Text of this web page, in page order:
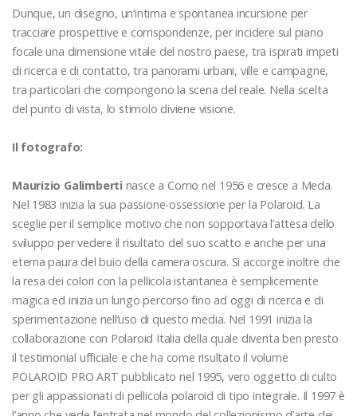
Dunque, un disegno, un’intima e spontanea incursione per
tracciare prospettive e corrispondenze, per incidere sul piano
focale una dimensione vitale del nostro paese, tra ispirati impeti
di ricerca e di contatto, tra panorami urbani, ville e campagne,
tra particolari che compongono la scena del reale. Nella scelta
del punto di vista, lo stimolo diviene visione.
Il fotografo:
Maurizio Galimberti nasce a Como nel 1956 e cresce a Meda.
Nel 1983 inizia la sua passione-ossessione per la Polaroid. La
sceglie per il semplice motivo che non sopportava l’attesa dello
sviluppo per vedere il risultato del suo scatto e anche per una
eterna paura del buio della camera oscura. Si accorge inoltre che
la resa dei colori con la pellicola istantanea è semplicemente
magica ed inizia un lungo percorso fino ad oggi di ricerca e di
sperimentazione nell’uso di questo media. Nel 1991 inizia la
collaborazione con Polaroid Italia della quale diventa ben presto
il testimonial ufficiale e che ha come risultato il volume
POLAROID PRO ART pubblicato nel 1995, vero oggetto di culto
per gli appassionati di pellicola polaroid di tipo integrale. Il 1997 è